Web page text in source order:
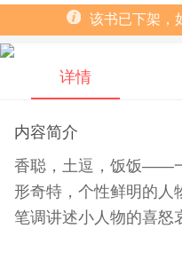
该书已下架，
详情
内容简介
香聪，土逗，饭饭——
形奇特，个性鲜明的人
笔调讲述小人物的喜怒